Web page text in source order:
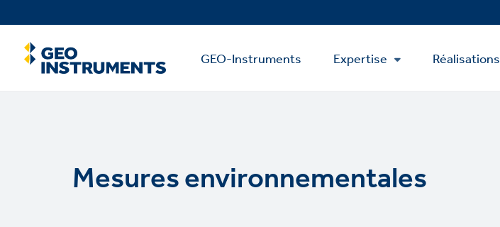
to
main
content Main
Menu
GEO-Instruments Expertise Réalisations
Mesures environnementales